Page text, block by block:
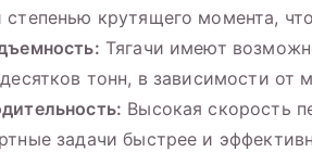
степенью крутящего момента,
Тягачи имеют
тонн, в зависимости от
Высокая скорость
задачи быстрее и